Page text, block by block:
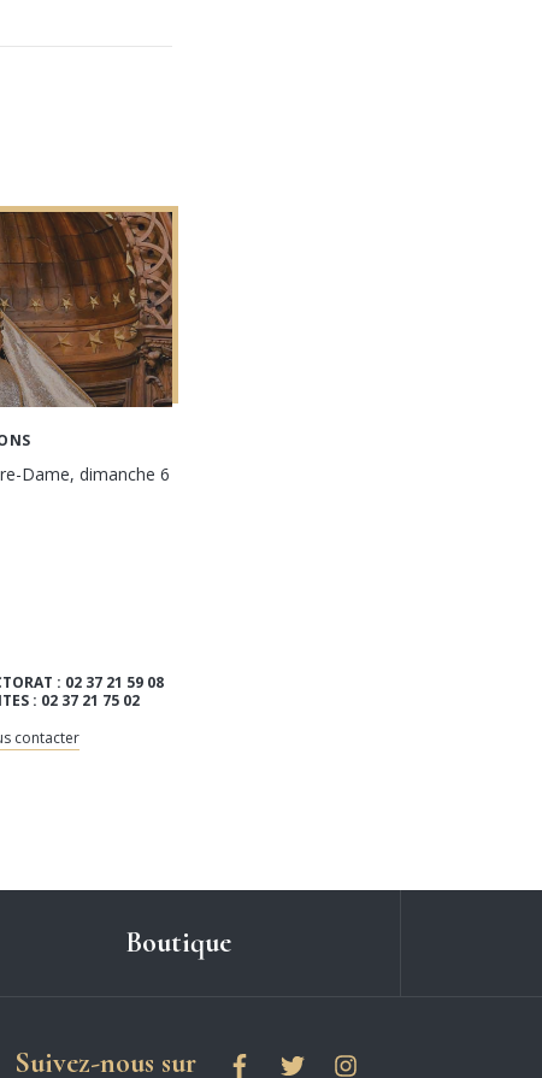
Dame, dimanche 6
: 02 37 21 59 08
: 02 37 21 75 02
contacter
Boutique
Suivez-nous surles réseaux sociaux
FacebookTwitterInstagram